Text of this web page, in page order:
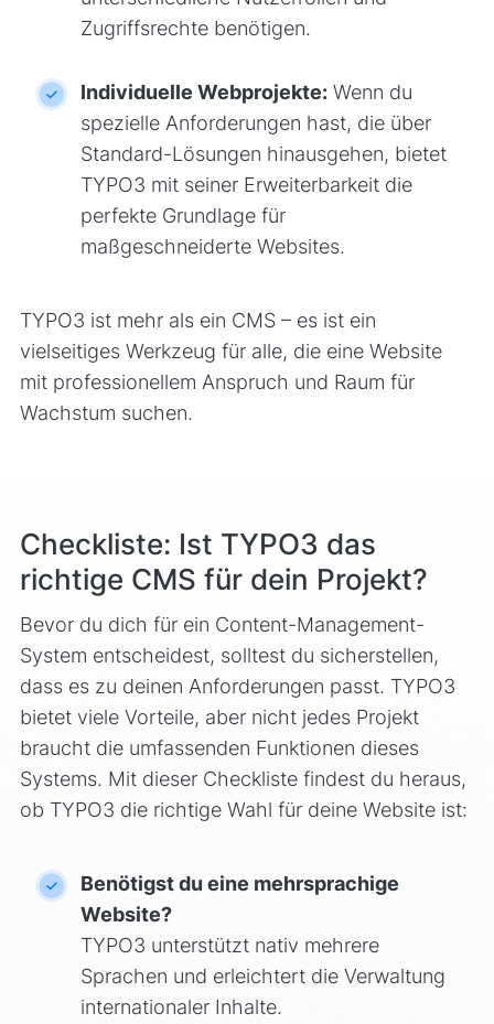
Zugriffsrechte benötigen.
Individuelle Webprojekte:Wenn du
spezielle Anforderungen hast, die über
Standard-Lösungen hinausgehen, bietet
TYPO3 mit seiner Erweiterbarkeit die
perfekte Grundlage für
maßgeschneiderte Websites.
TYPO3 ist mehr als ein CMS – es ist ein
vielseitiges Werkzeug für alle, die eine Website
mit professionellem Anspruch und Raum für
Wachstum suchen.
Checkliste: Ist TYPO3 das
richtige CMS für dein Projekt?
Bevor du dich für ein Content-Management-
System entscheidest, solltest du sicherstellen,
dass es zu deinen Anforderungen passt. TYPO3
bietet viele Vorteile, aber nicht jedes Projekt
braucht die umfassenden Funktionen dieses
Systems. Mit dieser Checkliste findest du heraus,
ob TYPO3 die richtige Wahl für deine Website ist:
Benötigst du eine mehrsprachige
Website?
TYPO3 unterstützt nativ mehrere
Sprachen und erleichtert die Verwaltung
internationaler Inhalte.